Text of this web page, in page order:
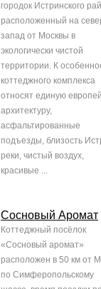
городок Истринского
расположенный на
запад от Москвы в
экологически чистой
территории. К
коттеджного комплекса
относят единую
архитектуру,
асфальтированные
подъезды, близость
реки, чистый воздух,
красивые ...
Сосновый Аромат
Коттеджный посёлок
«Сосновый аромат»
расположен в 50 км от
по Симферопольскому